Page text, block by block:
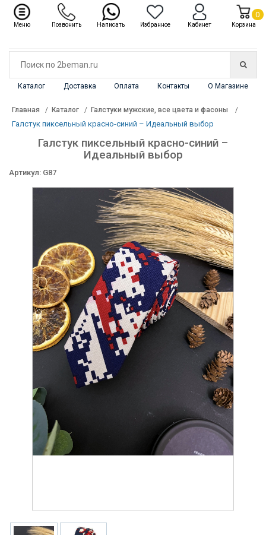
Каталог Доставка Оплата Контакты О Магазине
Каталог ✖
Главная Каталог Галстуки мужские, все цвета и фасоны
Галстук пиксельный красно-синий – Идеальный выбор
Галстук пиксельный красно-синий –
Идеальный выбор
Артикул: G87
Меню Позвонить Написать Избранное Кабинет Корзина
0